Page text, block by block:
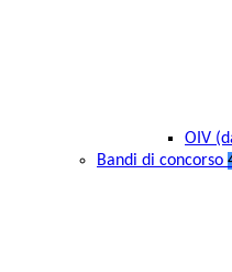
OIV
Bandi di concorso